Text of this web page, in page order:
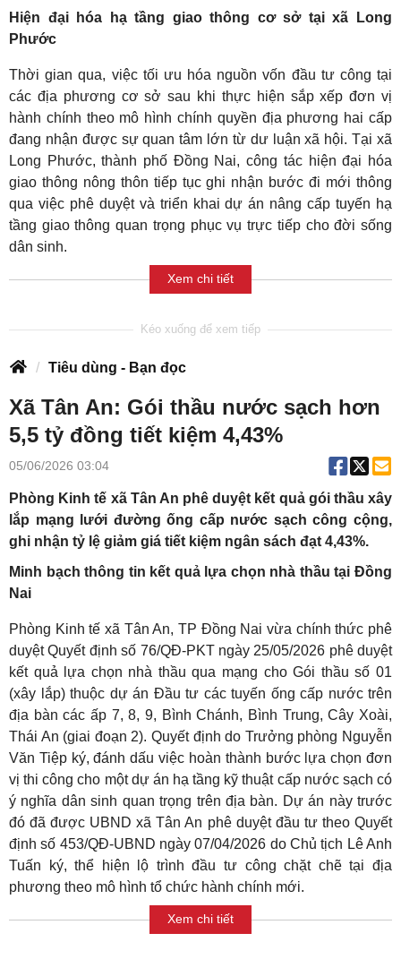
Hiện đại hóa hạ tầng giao thông cơ sở tại xã Long
Phước
Thời gian qua, việc tối ưu hóa nguồn vốn đầu tư công tại
các địa phương cơ sở sau khi thực hiện sắp xếp đơn vị
hành chính theo mô hình chính quyền địa phương hai cấp
đang nhận được sự quan tâm lớn từ dư luận xã hội. Tại xã
Long Phước, thành phố Đồng Nai, công tác hiện đại hóa
giao thông nông thôn tiếp tục ghi nhận bước đi mới thông
qua việc phê duyệt và triển khai dự án nâng cấp tuyến hạ
tầng giao thông quan trọng phục vụ trực tiếp cho đời sống
dân sinh.
Xem chi tiết
Tiêu dùng - Bạn đọc
Xã Tân An: Gói thầu nước sạch hơn
5,5 tỷ đồng tiết kiệm 4,43%
05/06/2026 03:04
Phòng Kinh tế xã Tân An phê duyệt kết quả gói thầu xây
lắp mạng lưới đường ống cấp nước sạch công cộng,
ghi nhận tỷ lệ giảm giá tiết kiệm ngân sách đạt 4,43%.
Minh bạch thông tin kết quả lựa chọn nhà thầu tại Đồng
Nai
Phòng Kinh tế xã Tân An, TP Đồng Nai vừa chính thức phê
duyệt Quyết định số 76/QĐ-PKT ngày 25/05/2026 phê duyệt
kết quả lựa chọn nhà thầu qua mạng cho Gói thầu số 01
(xây lắp) thuộc dự án Đầu tư các tuyến ống cấp nước trên
địa bàn các ấp 7, 8, 9, Bình Chánh, Bình Trung, Cây Xoài,
Thái An (giai đoạn 2). Quyết định do Trưởng phòng Nguyễn
Văn Tiệp ký, đánh dấu việc hoàn thành bước lựa chọn đơn
vị thi công cho một dự án hạ tầng kỹ thuật cấp nước sạch có
ý nghĩa dân sinh quan trọng trên địa bàn. Dự án này trước
đó đã được UBND xã Tân An phê duyệt đầu tư theo Quyết
định số 453/QĐ-UBND ngày 07/04/2026 do Chủ tịch Lê Anh
Tuấn ký, thể hiện lộ trình đầu tư công chặt chẽ tại địa
phương theo mô hình tổ chức hành chính mới.
Xem chi tiết